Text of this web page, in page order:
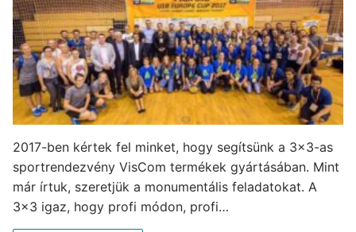
2017-ben kértek fel minket, hogy segítsünk a 3×3-as
sportrendezvény VisCom termékek gyártásában. Mint
már írtuk, szeretjük a monumentális feladatokat. A
3×3 igaz, hogy profi módon, profi…